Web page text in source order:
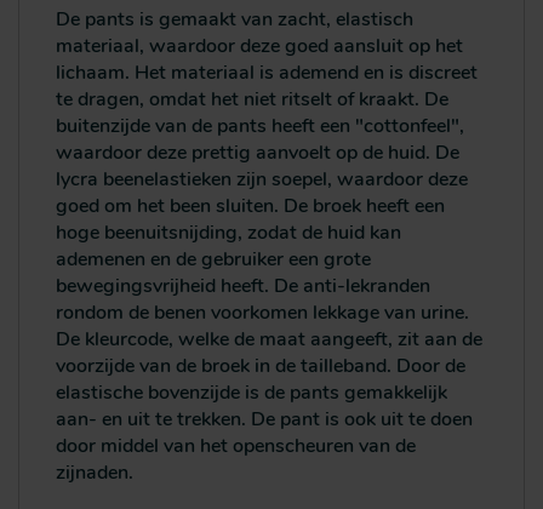
De pants is gemaakt van zacht, elastisch
materiaal, waardoor deze goed aansluit op het
lichaam. Het materiaal is ademend en is discreet
te dragen, omdat het niet ritselt of kraakt. De
buitenzijde van de pants heeft een "cottonfeel",
waardoor deze prettig aanvoelt op de huid. De
lycra beenelastieken zijn soepel, waardoor deze
goed om het been sluiten. De broek heeft een
hoge beenuitsnijding, zodat de huid kan
ademenen en de gebruiker een grote
bewegingsvrijheid heeft. De anti-lekranden
rondom de benen voorkomen lekkage van urine.
De kleurcode, welke de maat aangeeft, zit aan de
voorzijde van de broek in de tailleband. Door de
elastische bovenzijde is de pants gemakkelijk
aan- en uit te trekken. De pant is ook uit te doen
door middel van het openscheuren van de
zijnaden.